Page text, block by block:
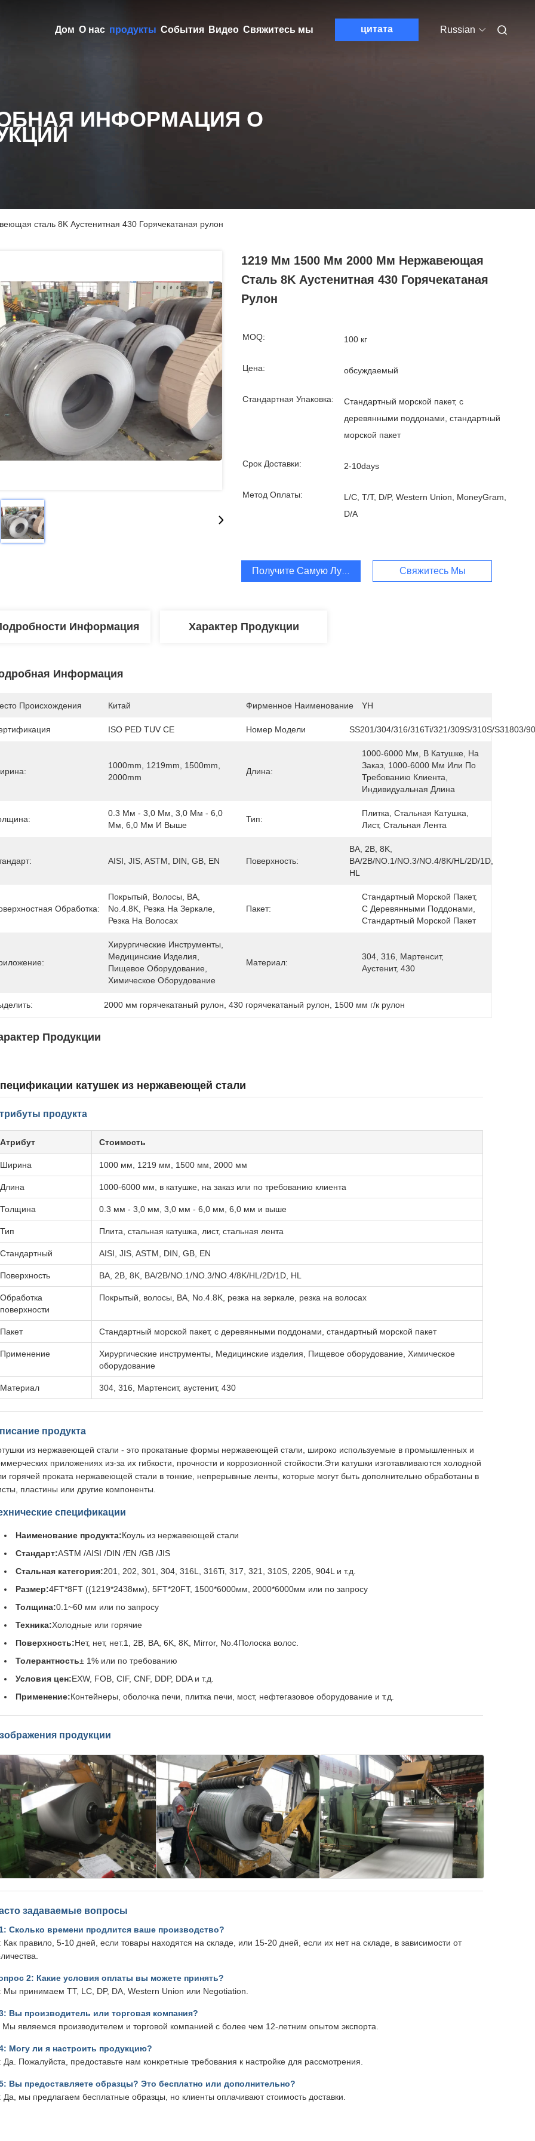
Дом О нас продукты События Видео Свяжитесь мы цитата Russian
ИНФОРМАЦИЯ О
сталь 8K Аустенитная 430 Горячекатаная рулон
1219 Мм 1500 Мм 2000 Мм Нержавеющая
Сталь 8K Аустенитная 430 Горячекатаная
Рулон
MOQ: 100 кг
Цена: обсуждаемый
Стандартная Упаковка:
Стандартный морской пакет, с
деревянными поддонами, стандартный
морской пакет
Срок Доставки: 2-10days
Метод Оплаты:
L/C, T/T, D/P, Western Union, MoneyGram,
D/A
Получите Самую Лучшую Цену Свяжитесь Мы
Информация Характер Продукции
Информация
Происхождения Китай Фирменное Наименование YH
ISO PED TUV CE Номер Модели SS201/304/316/316Ti/321/309S/310S/S31803/
1000mm, 1219mm, 1500mm,
2000mm
Длина:
1000-6000 Мм, В Катушке, На
Заказ, 1000-6000 Мм Или По
Требованию Клиента,
Индивидуальная Длина
0.3 Мм - 3,0 Мм, 3,0 Мм - 6,0
Мм, 6,0 Мм И Выше
Тип:
Плитка, Стальная Катушка,
Лист, Стальная Лента
AISI, JIS, ASTM, DIN, GB, EN Поверхность:
BA, 2B, 8K,
BA/2B/NO.1/NO.3/NO.4/8K/HL/2D/1D,
HL
Обработка:
Покрытый, Волосы, BA,
No.4.8K, Резка На Зеркале,
Резка На Волосах
Пакет:
Стандартный Морской Пакет,
С Деревянными Поддонами,
Стандартный Морской Пакет
Хирургические Инструменты,
Медицинские Изделия,
Пищевое Оборудование,
Химическое Оборудование
Материал:
304, 316, Мартенсит,
Аустенит, 430
2000 мм горячекатаный рулон , 430 горячекатаный рулон 1500 мм г/к рулон
Продукции
катушек из нержавеющей стали
продукта
Атрибут Стоимость
Ширина 1000 мм, 1219 мм, 1500 мм, 2000 мм
Длина 1000-6000 мм, в катушке, на заказ или по требованию клиента
Толщина 0.3 мм - 3,0 мм, 3,0 мм - 6,0 мм, 6,0 мм и выше
Тип Плита, стальная катушка, лист, стальная лента
Стандартный AISI, JIS, ASTM, DIN, GB, EN
Поверхность BA, 2B, 8K, BA/2B/NO.1/NO.3/NO.4/8K/HL/2D/1D, HL
Обработка
поверхности
Покрытый, волосы, BA, No.4.8K, резка на зеркале, резка на волосах
Пакет Стандартный морской пакет, с деревянными поддонами, стандартный морской пакет
Применение
Хирургические инструменты, Медицинские изделия, Пищевое оборудование, Химическое
оборудование
Материал 304, 316, Мартенсит, аустенит, 430
продукта
из нержавеющей стали - это прокатаные формы нержавеющей стали, широко используемые в промышленных и
приложениях из-за их гибкости, прочности и коррозионной стойкости.Эти катушки изготавливаются холодной
горячей проката нержавеющей стали в тонкие, непрерывные ленты, которые могут быть дополнительно обработаны в
пластины или другие компоненты.
спецификации
Наименование продукта:Коуль из нержавеющей стали
Стандарт:ASTM /AISI /DIN /EN /GB /JIS
Стальная категория:201, 202, 301, 304, 316L, 316Ti, 317, 321, 310S, 2205, 904L и т.д.
Размер:4FT*8FT ((1219*2438мм), 5FT*20FT, 1500*6000мм, 2000*6000мм или по запросу
Толщина:0.1~60 мм или по запросу
Техника:Холодные или горячие
Поверхность:Нет, нет, нет.1, 2B, BA, 6K, 8K, Mirror, No.4Полоска волос.
Толерантность± 1% или по требованию
Условия цен:EXW, FOB, CIF, CNF, DDP, DDA и т.д.
Применение:Контейнеры, оболочка печи, плитка печи, мост, нефтегазовое оборудование и т.д.
продукции
задаваемые вопросы
Сколько времени продлится ваше производство?
правило, 5-10 дней, если товары находятся на складе, или 15-20 дней, если их нет на складе, в зависимости от
2: Какие условия оплаты вы можете принять?
Мы принимаем TT, LC, DP, DA, Western Union или Negotiation.
Вы производитель или торговая компания?
Мы являемся производителем и торговой компанией с более чем 12-летним опытом экспорта.
Могу ли я настроить продукцию?
Пожалуйста, предоставьте нам конкретные требования к настройке для рассмотрения.
Вы предоставляете образцы? Это бесплатно или дополнительно?
Да, мы предлагаем бесплатные образцы, но клиенты оплачивают стоимость доставки.